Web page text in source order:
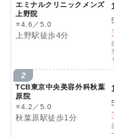
エミナルクリニックメンズ
上野院
⭐4.6／5.0
上野駅徒歩4分
2
TCB東京中央美容外科秋葉
原院
⭐4.2／5.0
秋葉原駅徒歩1分